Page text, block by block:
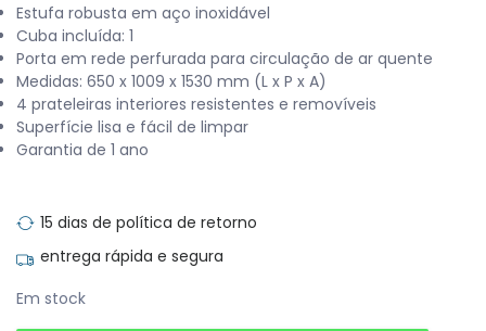
original
era:
€990.00.
atual
é:
€790.00.
Estufa robusta em aço inoxidável
Cuba incluída: 1
Porta em rede perfurada para circulação de ar quente
Medidas: 650 x 1009 x 1530 mm (L x P x A)
4 prateleiras interiores resistentes e removíveis
Superfície lisa e fácil de limpar
Garantia de 1 ano
15 dias de política de retorno
entrega rápida e segura
Em stock